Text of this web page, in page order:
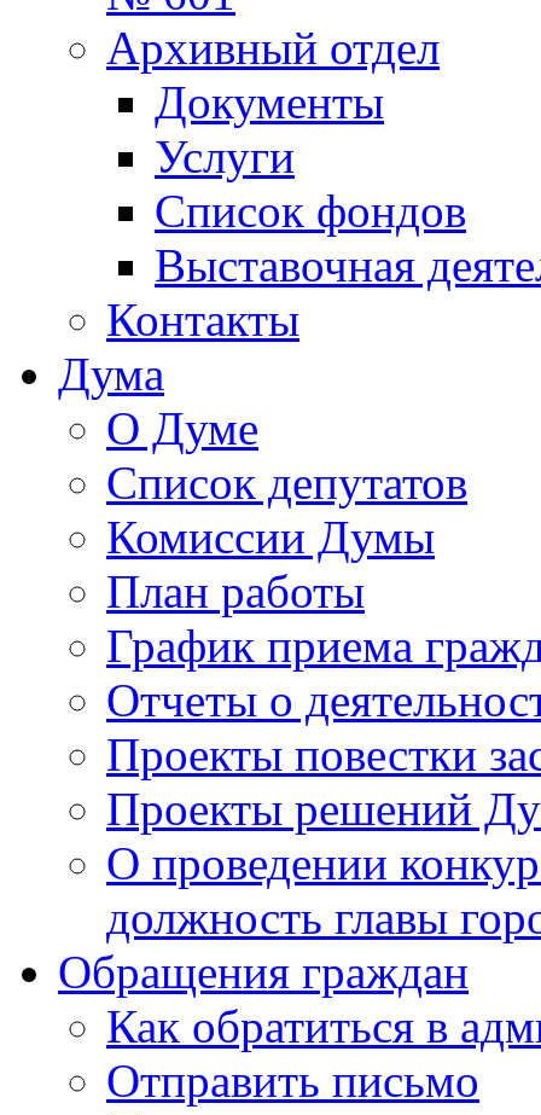
Архивный отдел
Документы
Услуги
Список фондов
Выставочная
Контакты
Дума
О Думе
Список депутатов
Комиссии Думы
План работы
График приема
Отчеты о
Проекты повестки
Проекты решений
О проведении
должность главы
Обращения граждан
Как обратиться в
Отправить письмо